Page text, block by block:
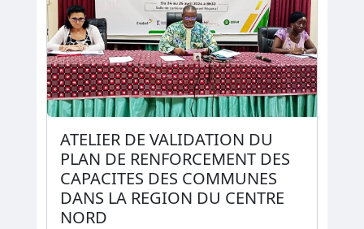
ATELIER DE VALIDATION DU
PLAN DE RENFORCEMENT DES
CAPACITES DES COMMUNES
DANS LA REGION DU CENTRE
NORD